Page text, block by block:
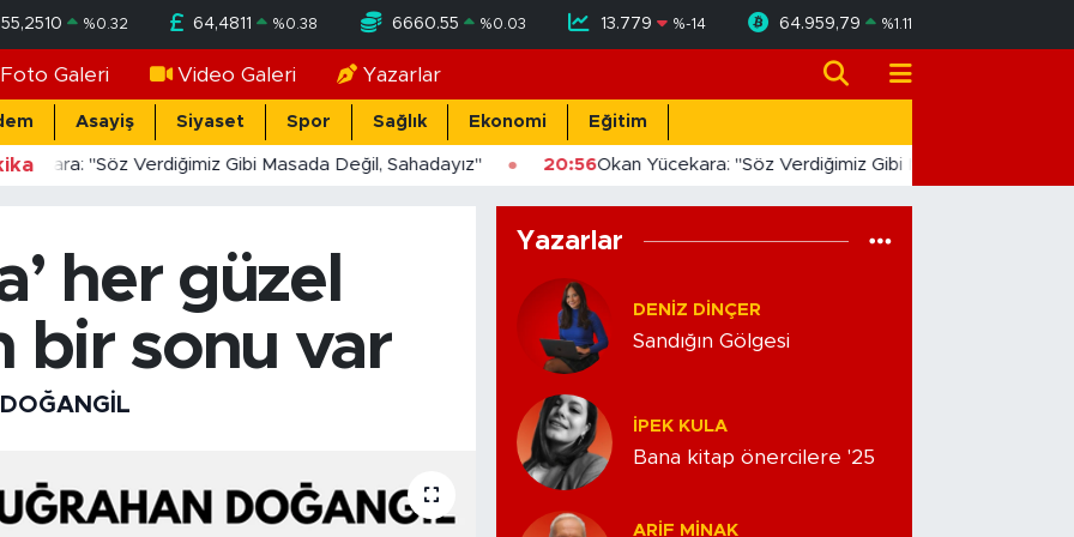
55,2510 %0.32 64,4811 %0.38 6660.55 %0.03 13.779 %-14 64.959,79 %1.11
Foto Galeri Video Galeri Yazarlar
Asayiş Siyaset Spor Sağlık Ekonomi Eğitim
"Söz Verdiğimiz Gibi Masada Değil, Sahadayız" 20:56Okan Yücekara: "Söz Verdiğimiz Gibi Masada Değil,
her güzel
bir sonu var
Yazarlar
DENIZ DINÇER
Sandığın Gölgesi
İPEK KULA
Bana kitap önercilere '25
ARIF MINAK